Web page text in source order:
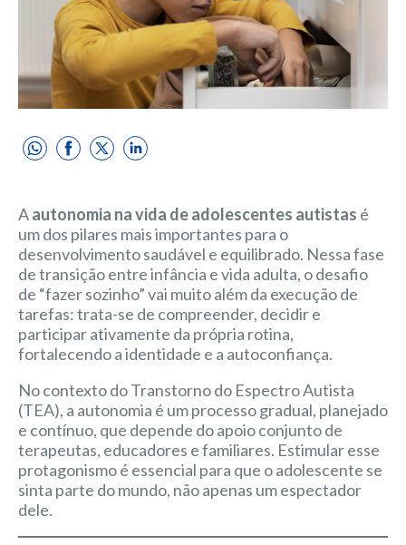
Aautonomia na vida de adolescentes autistas é
um dos pilares mais importantes para o
desenvolvimento saudável e equilibrado. Nessa fase
de transição entre infância e vida adulta, o desafio
de “fazer sozinho” vai muito além da execução de
tarefas: trata-se de compreender, decidir e
participar ativamente da própria rotina,
fortalecendo a identidade e a autoconfiança.
No contexto do Transtorno do Espectro Autista
(TEA), a autonomia é um processo gradual, planejado
e contínuo, que depende do apoio conjunto de
terapeutas, educadores e familiares. Estimular esse
protagonismo é essencial para que o adolescente se
sinta parte do mundo, não apenas um espectador
dele.